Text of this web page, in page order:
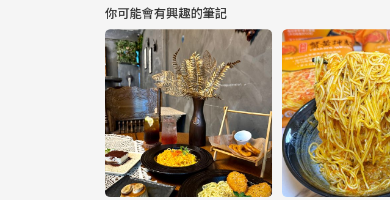
你可能會有興趣的筆記